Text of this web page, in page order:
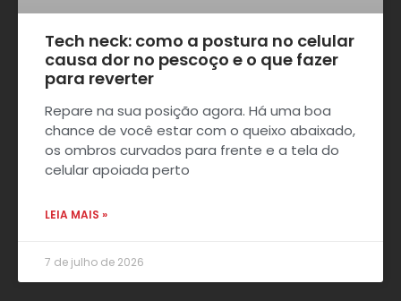
Tech neck: como a postura no celular
causa dor no pescoço e o que fazer
para reverter
Repare na sua posição agora. Há uma boa
chance de você estar com o queixo abaixado,
os ombros curvados para frente e a tela do
celular apoiada perto
LEIA MAIS »
7 de julho de 2026